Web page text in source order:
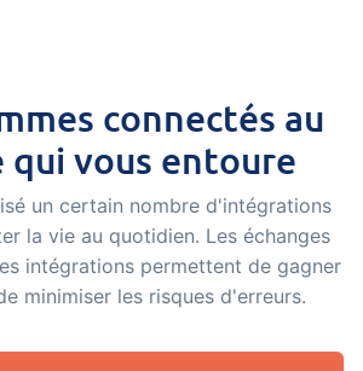
connectés au
qui vous entoure
un certain nombre d'intégrations
la vie au quotidien. Les échanges
intégrations permettent de gagner
minimiser les risques d'erreurs.